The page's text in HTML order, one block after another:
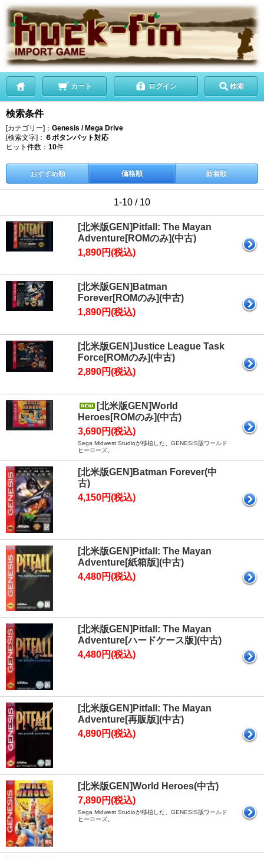
カート ログイン 検索
検索条件
[カテゴリー]： Genesis / Mega Drive
[検索文字]： ６ボタンパット対応
ヒット件数： 10件
おすすめ順 価格順 新着順
1-10 / 10
[北米版GEN]Pitfall: The Mayan
Adventure[ROMのみ](中古)
1,890円(税込)
[北米版GEN]Batman
Forever[ROMのみ](中古)
1,890円(税込)
[北米版GEN]Justice League Task
Force[ROMのみ](中古)
2,890円(税込)
[北米版GEN]World
Heroes[ROMのみ](中古)
3,690円(税込)
Sega Midwest Studioが移植した、GENESIS版ワールド
ヒーローズ。
[北米版GEN]Batman Forever(中
古)
4,150円(税込)
[北米版GEN]Pitfall: The Mayan
Adventure[紙箱版](中古)
4,480円(税込)
[北米版GEN]Pitfall: The Mayan
Adventure[ハードケース版](中古)
4,480円(税込)
[北米版GEN]Pitfall: The Mayan
Adventure[再販版](中古)
4,890円(税込)
[北米版GEN]World Heroes(中古)
7,890円(税込)
Sega Midwest Studioが移植した、GENESIS版ワールド
ヒーローズ。